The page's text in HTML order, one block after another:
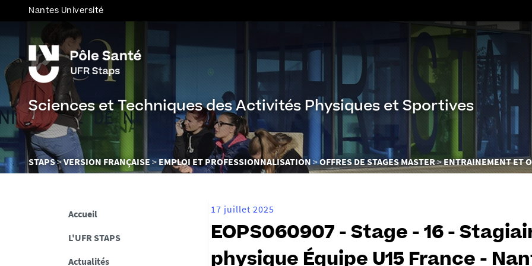
au
contenu
Nantes Université
Sciences et Techniques des Activités Physiques et Sportives
Vous
êtes
STAPS VERSION FRANÇAISE EMPLOI ET PROFESSIONNALISATION OFFRES DE STAGES MASTER ENTRAINEMENT ET
Accueil
L'UFR STAPS
Actualités
17 juillet 2025
EOPS060907 - Stage - 16 -
physique Équipe U15 France -